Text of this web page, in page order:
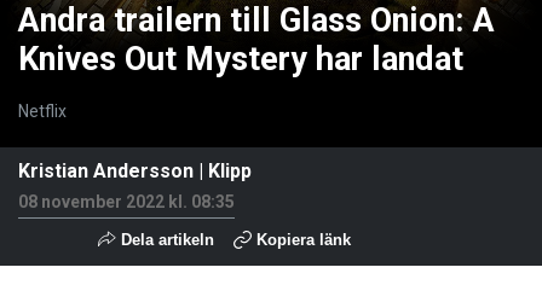
Andra trailern till Glass Onion: A
Knives Out Mystery har landat
Netflix
Kristian Andersson Klipp
08 november 2022 kl. 08:35
Dela artikeln Kopiera länk